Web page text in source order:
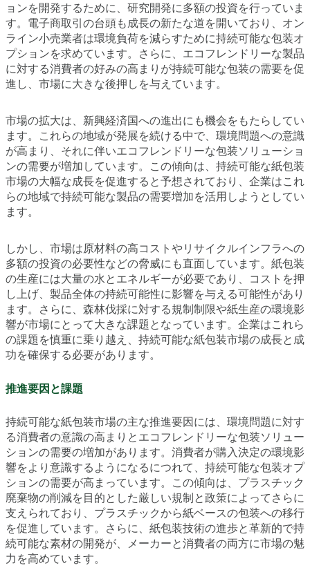
ョンを開発するために、研究開発に多額の投資を行っていま
す。電子商取引の台頭も成長の新たな道を開いており、オン
ライン小売業者は環境負荷を減らすために持続可能な包装オ
プションを求めています。さらに、エコフレンドリーな製品
に対する消費者の好みの高まりが持続可能な包装の需要を促
進し、市場に大きな後押しを与えています。
市場の拡大は、新興経済国への進出にも機会をもたらしてい
ます。これらの地域が発展を続ける中で、環境問題への意識
が高まり、それに伴いエコフレンドリーな包装ソリューショ
ンの需要が増加しています。この傾向は、持続可能な紙包装
市場の大幅な成長を促進すると予想されており、企業はこれ
らの地域で持続可能な製品の需要増加を活用しようとしてい
ます。
しかし、市場は原材料の高コストやリサイクルインフラへの
多額の投資の必要性などの脅威にも直面しています。紙包装
の生産には大量の水とエネルギーが必要であり、コストを押
し上げ、製品全体の持続可能性に影響を与える可能性があり
ます。さらに、森林伐採に対する規制制限や紙生産の環境影
響が市場にとって大きな課題となっています。企業はこれら
の課題を慎重に乗り越え、持続可能な紙包装市場の成長と成
功を確保する必要があります。
推進要因と課題
持続可能な紙包装市場の主な推進要因には、環境問題に対す
る消費者の意識の高まりとエコフレンドリーな包装ソリュー
ションの需要の増加があります。消費者が購入決定の環境影
響をより意識するようになるにつれて、持続可能な包装オプ
ションの需要が高まっています。この傾向は、プラスチック
廃棄物の削減を目的とした厳しい規制と政策によってさらに
支えられており、プラスチックから紙ベースの包装への移行
を促進しています。さらに、紙包装技術の進歩と革新的で持
続可能な素材の開発が、メーカーと消費者の両方に市場の魅
力を高めています。